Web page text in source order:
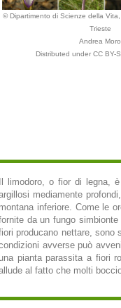
© Dipartimento di Scienze della
Trieste
Andrea Moro
Distributed under CC BY-
Il limodoro, o fior di legna,
mediamente
montana inferiore. Come le
da un fungo
producano nettare, sono
avverse può
una pianta parassita a fiori
al fatto che molti